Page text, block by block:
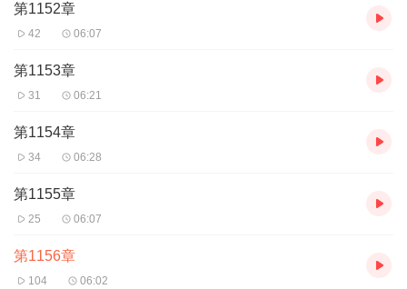
第1152章
42 06:07
第1153章
31 06:21
第1154章
34 06:28
第1155章
25 06:07
第1156章
104 06:02